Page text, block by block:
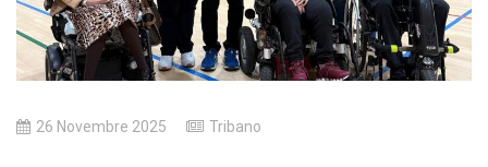
26 Novembre 2025 Tribano